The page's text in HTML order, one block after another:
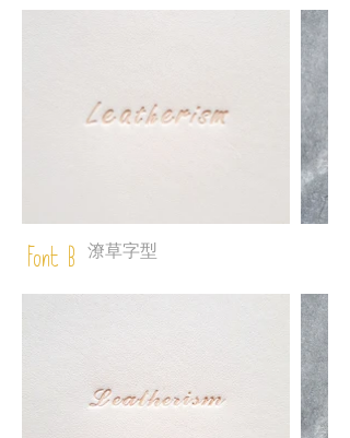
Font B 潦草字型